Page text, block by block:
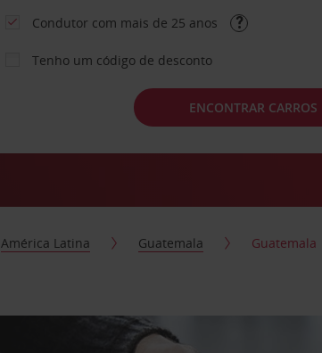
Condutor com mais de 25 anos
Tenho um código de desconto
ENCONTRAR CARROS
América Latina Guatemala Guatemala